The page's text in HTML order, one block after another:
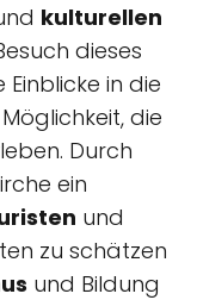
kulturellen
dieses
in die
die
Durch
ein
und
zu schätzen
und Bildung